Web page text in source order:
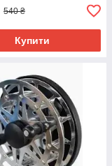
540 ₴
Купити